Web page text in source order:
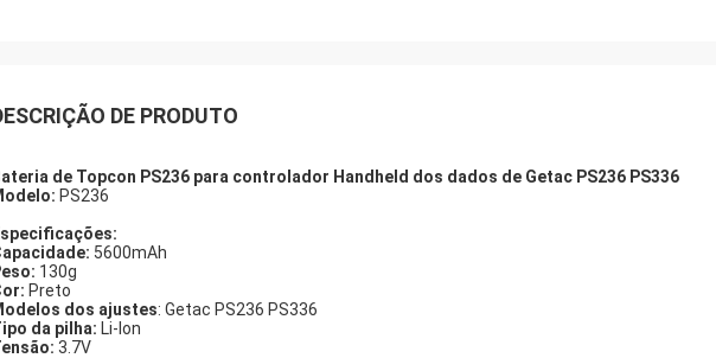
DE PRODUTO
de Topcon PS236 para controlador Handheld dos dados de Getac PS236 PS336
PS236
5600mAh
130g
Preto
dos ajustes: Getac PS236 PS336
da pilha: Li-lon
3.7V